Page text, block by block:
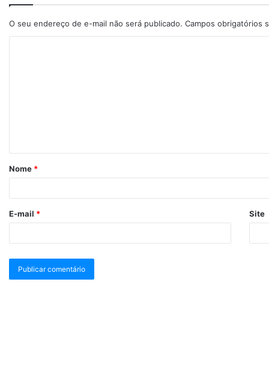
O seu endereço de e-mail não será publicado. Campos obrigatórios
Nome *
E-mail * Site